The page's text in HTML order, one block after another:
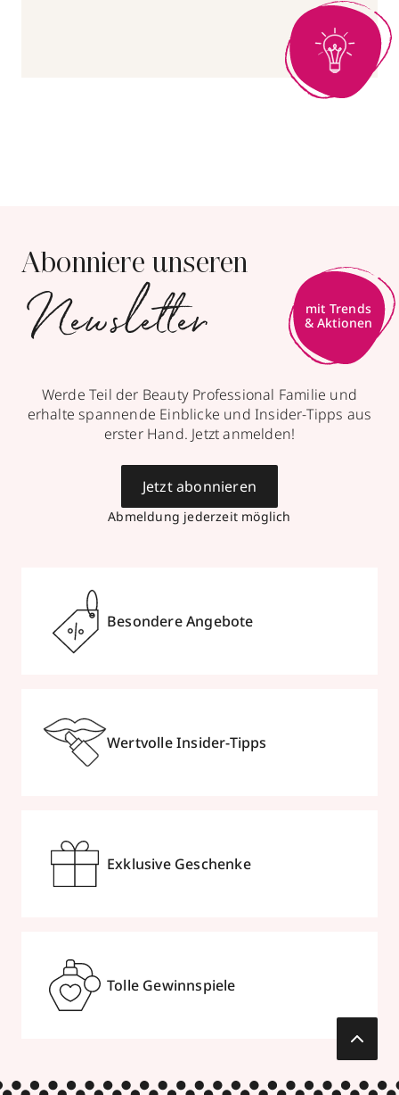
Abonniere unseren
Newsletter
mit Trends
& Aktionen
Werde Teil der Beauty Professional Familie und
erhalte spannende Einblicke und Insider-Tipps aus
erster Hand. Jetzt anmelden!
Abmeldung jederzeit möglich
Jetzt abonnieren
Besondere Angebote
Wertvolle Insider-Tipps
Exklusive Geschenke
Tolle Gewinnspiele